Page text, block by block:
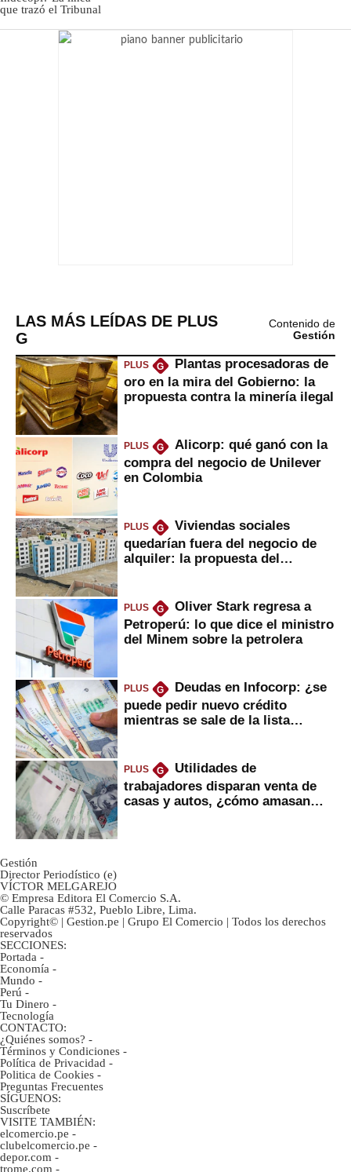
LAS MÁS LEÍDAS DE PLUS
G
Contenido de
Gestión
PLUS G
Plantas procesadoras de
oro en la mira del Gobierno: la
propuesta contra la minería ilegal
PLUS G
Alicorp: qué ganó con la
compra del negocio de Unilever
en Colombia
PLUS G
Viviendas sociales
quedarían fuera del negocio de
alquiler: la propuesta del
PLUS G
Oliver Stark regresa a
Petroperú: lo que dice el ministro
del Minem sobre la petrolera
PLUS G
Deudas en Infocorp: ¿se
puede pedir nuevo crédito
mientras se sale de la lista
PLUS G
Utilidades de
trabajadores disparan venta de
casas y autos, ¿cómo amasan
Gestión
Director Periodístico (e)
VÍCTOR MELGAREJO
© Empresa Editora El Comercio S.A.
Calle Paracas #532, Pueblo Libre, Lima.
Copyright© | Gestion.pe | Grupo El Comercio | Todos los derechos
reservados
SECCIONES:
Portada -
Economía -
Mundo -
Perú -
Tu Dinero -
Tecnología
CONTACTO:
¿Quiénes somos? -
Términos y Condiciones -
Política de Privacidad -
Politica de Cookies -
Preguntas Frecuentes
SÍGUENOS:
Suscríbete
VISITE TAMBIÉN:
elcomercio.pe -
clubelcomercio.pe -
depor.com -
trome.com -